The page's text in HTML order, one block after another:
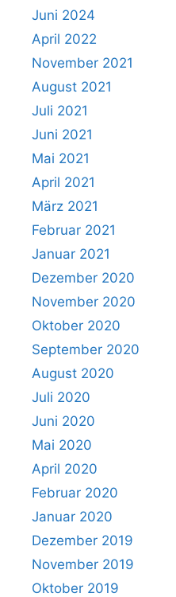
Juni 2024
April 2022
November 2021
August 2021
Juli 2021
Juni 2021
Mai 2021
April 2021
März 2021
Februar 2021
Januar 2021
Dezember 2020
November 2020
Oktober 2020
September 2020
August 2020
Juli 2020
Juni 2020
Mai 2020
April 2020
Februar 2020
Januar 2020
Dezember 2019
November 2019
Oktober 2019